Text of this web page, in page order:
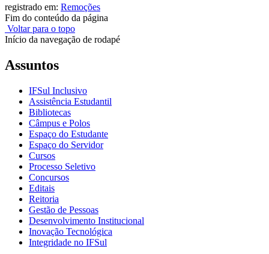
registrado em: Remoções
Fim do conteúdo da página
Voltar para o topo
Início da navegação de rodapé
Assuntos
IFSul Inclusivo
Assistência Estudantil
Bibliotecas
Câmpus e Polos
Espaço do Estudante
Espaço do Servidor
Cursos
Processo Seletivo
Concursos
Editais
Reitoria
Gestão de Pessoas
Desenvolvimento Institucional
Inovação Tecnológica
Integridade no IFSul